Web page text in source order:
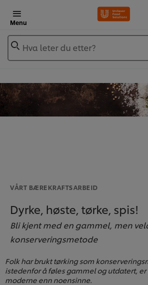
Menu
Hva leter du etter?
VÅRT BÆREKRAFTSARBEID
Dyrke, høste, tørke, spis!
Bli kjent med en gammel, men
konserveringsmetode
Folk har brukt tørking som
istedenfor å føles gammel og utdatert,
moderne enn noensinne.